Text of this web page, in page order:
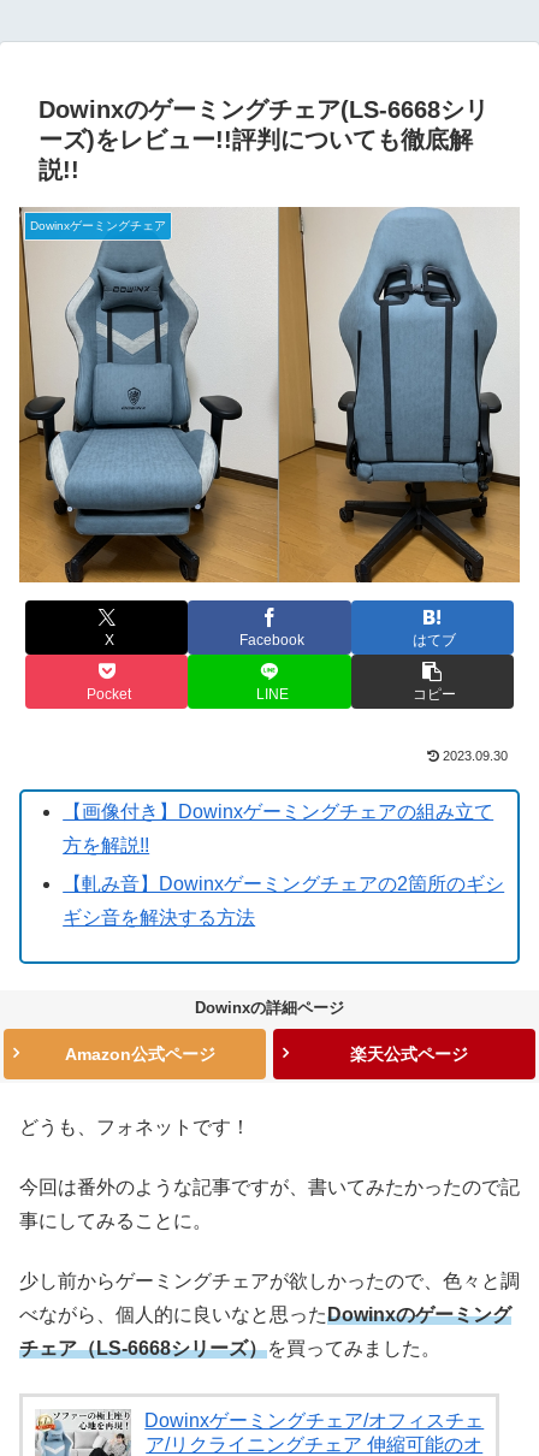
Dowinxのゲーミングチェア(LS-6668シリ
ーズ)をレビュー!!評判についても徹底解
説!!
Dowinxゲーミングチェア
X Facebook はてブ
Pocket LINE コピー
2023.09.30
【画像付き】Dowinxゲーミングチェアの組み立て
方を解説!!
【軋み音】Dowinxゲーミングチェアの2箇所のギシ
ギシ音を解決する方法
Dowinxの詳細ページ
Amazon公式ページ 楽天公式ページ
どうも、フォネットです！
今回は番外のような記事ですが、書いてみたかったので記
事にしてみることに。
少し前からゲーミングチェアが欲しかったので、色々と調
べながら、個人的に良いなと思ったDowinxのゲーミング
チェア（LS-6668シリーズ）を買ってみました。
Dowinxゲーミングチェア/オフィスチェ
ア/リクライニングチェア 伸縮可能のオ